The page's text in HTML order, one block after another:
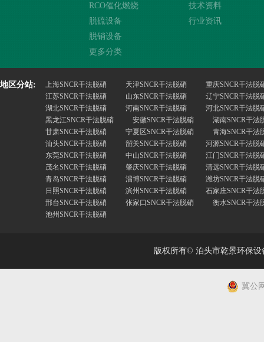
RCO催化燃烧
脱硫设备
脱销设备
更多分类
技术资料
行业资讯
地区分站: 上海SNCR干法脱硝 天津SNCR干法脱硝
重庆SNCR干法脱
江苏SNCR干法脱硝
山东SNCR干法脱硝
辽宁SNCR干法脱
湖北SNCR干法脱硝
河南SNCR干法脱硝
河北SNCR干法脱
黑龙江SNCR干法脱硝
安徽SNCR干法脱硝
湖南SNCR干法
甘肃SNCR干法脱硝
宁夏区SNCR干法脱硝
青海SNCR干法
汕头SNCR干法脱硝
韶关SNCR干法脱硝
河源SNCR干法脱
东莞SNCR干法脱硝
中山SNCR干法脱硝
江门SNCR干法脱
茂名SNCR干法脱硝
肇庆SNCR干法脱硝
清远SNCR干法脱
青岛SNCR干法脱硝
淄博SNCR干法脱硝
潍坊SNCR干法脱
日照SNCR干法脱硝
滨州SNCR干法脱硝
石家庄SNCR干法
邢台SNCR干法脱硝
张家口SNCR干法脱硝
衡水SNCR干法
池州SNCR干法脱硝
版权所有© 泊头市乾景环保
冀公